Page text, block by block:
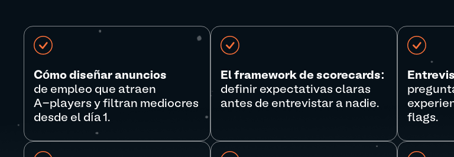
Cómo diseñar anuncios
de empleo que atraen
A-players y filtran mediocres
desde el día 1.
El framework de scorecards:
definir expectativas claras
antes de entrevistar a nadie.
flags.